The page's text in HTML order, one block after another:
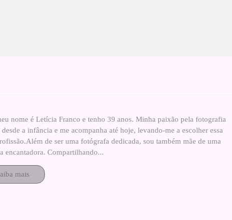
nome é Letícia Franco e tenho 39 anos. Minha paixão pela fotografia
a infância e me acompanha até hoje, levando-me a escolher essa
de ser uma fotógrafa dedicada, sou também mãe de uma
encantadora. Compartilhando...
mais